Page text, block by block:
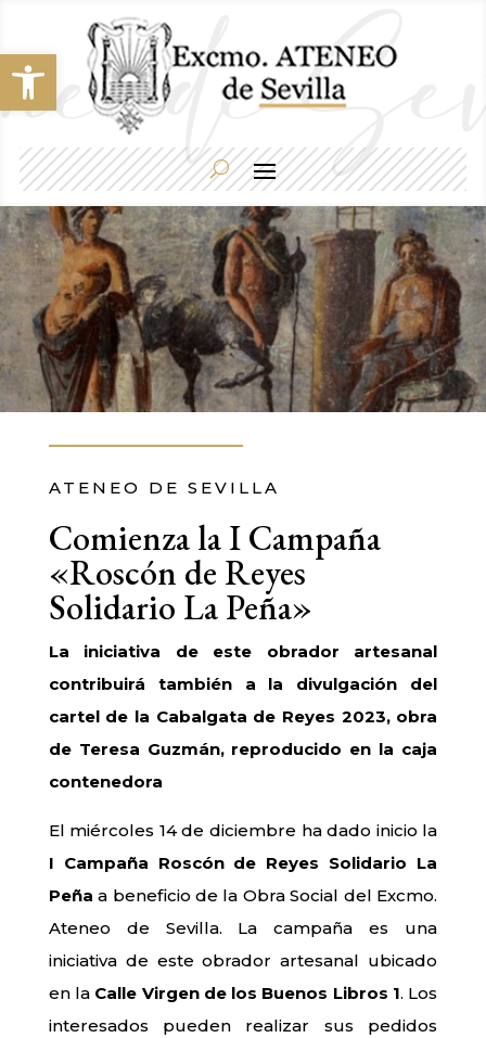
Abrir barra de herramientas
ATENEO DE SEVILLA
Comienza la I Campaña
«Roscón de Reyes
Solidario La Peña»
La iniciativa de este obrador artesanal
contribuirá también a la divulgación del
cartel de la Cabalgata de Reyes 2023, obra
de Teresa Guzmán, reproducido en la caja
contenedora
El miércoles 14 de diciembre ha dado inicio la
I Campaña Roscón de Reyes Solidario La
Peña a beneficio de la Obra Social del Excmo.
Ateneo de Sevilla. La campaña es una
iniciativa de este obrador artesanal ubicado
en la Calle Virgen de los Buenos Libros 1. Los
interesados pueden realizar sus pedidos